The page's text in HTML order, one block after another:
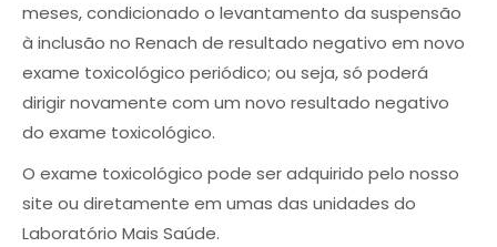
meses, condicionado o levantamento da suspensão
à inclusão no Renach de resultado negativo em novo
exame toxicológico periódico; ou seja, só poderá
dirigir novamente com um novo resultado negativo
do exame toxicológico.
O exame toxicológico pode ser adquirido pelo nosso
site ou diretamente em umas das unidades do
Laboratório Mais Saúde.